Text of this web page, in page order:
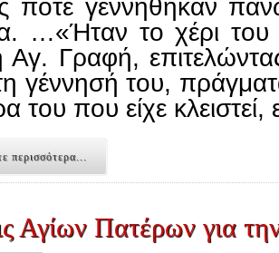
ποτέ γεννήθηκαν
…«Ήταν το χέρι
Αγ. Γραφή,
γέννησή του,
του που είχε
περισσότερα...
Αγίων Πατέρων για